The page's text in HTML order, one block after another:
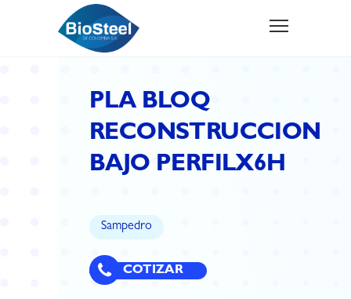
PLA BLOQ
RECONSTRUCCION
BAJO PERFILX6H
Sampedro
COTIZAR